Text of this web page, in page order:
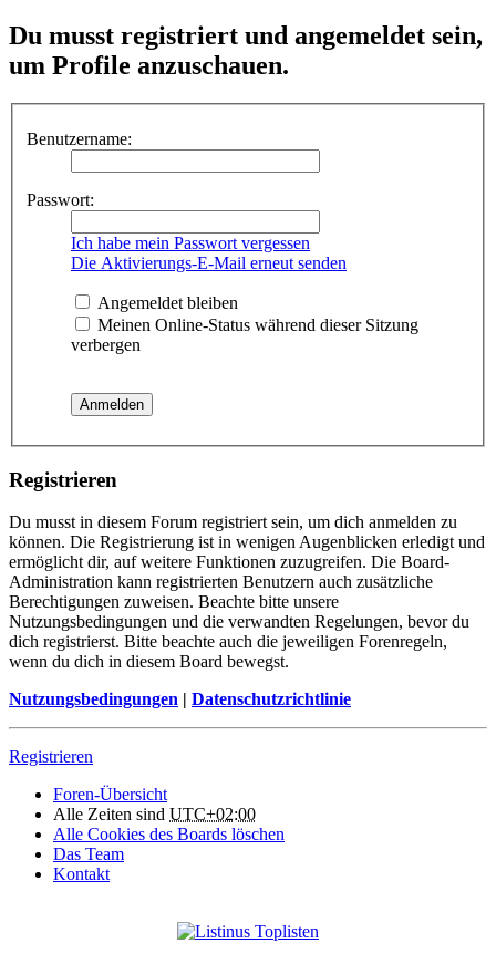
Du musst registriert und angemeldet sein,
um Profile anzuschauen.
Benutzername:
Passwort:
Ich habe mein Passwort vergessen
Die Aktivierungs-E-Mail erneut senden
Angemeldet bleiben
Meinen Online-Status während dieser Sitzung
verbergen
Registrieren
Du musst in diesem Forum registriert sein, um dich anmelden zu
können. Die Registrierung ist in wenigen Augenblicken erledigt und
ermöglicht dir, auf weitere Funktionen zuzugreifen. Die Board-
Administration kann registrierten Benutzern auch zusätzliche
Berechtigungen zuweisen. Beachte bitte unsere
Nutzungsbedingungen und die verwandten Regelungen, bevor du
dich registrierst. Bitte beachte auch die jeweiligen Forenregeln,
wenn du dich in diesem Board bewegst.
Nutzungsbedingungen | Datenschutzrichtlinie
Registrieren
Foren-Übersicht
Alle Zeiten sind UTC+02:00
Alle Cookies des Boards löschen
Das Team
Kontakt